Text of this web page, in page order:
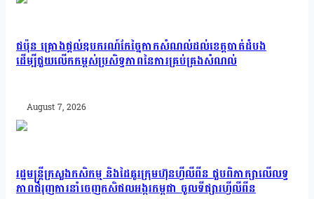
ជប៉ុន គ្រោងផ្តល់ឧបករណ៍កែច្នៃកាកសំណល់ដល់ខេត្តបាត់ដំបង
ដើម្បីជួយលើកកម្ពស់ប្រសិទ្ធភាពនៃការគ្រប់គ្រងសំណល់
August 7, 2026
រដ្ឋមន្រ្តីក្រសួងកសិកម្ម និងដៃគូរក្រុមហ៊ុនហ្វីលីពីន ជួបពិភាក្សាលើលទ្ធ
ភាពជំរុញការនាំចេញកសិផលអង្ករកម្ពុជា ចូលទីផ្សារហ្វីលីពីន